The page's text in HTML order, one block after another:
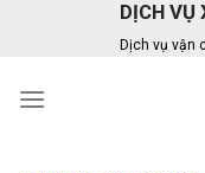
DỊCH VỤ
Dịch vụ vận